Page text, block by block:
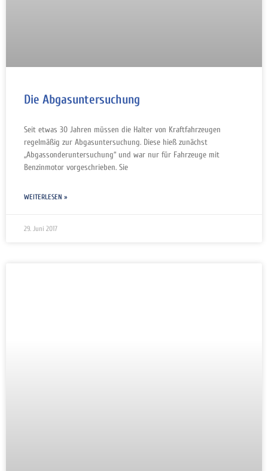
Die Abgasuntersuchung
Seit etwas 30 Jahren müssen die Halter von Kraftfahrzeugen
regelmäßig zur Abgasuntersuchung. Diese hieß zunächst
„Abgassonderuntersuchung“ und war nur für Fahrzeuge mit
Benzinmotor vorgeschrieben. Sie
WEITERLESEN »
29. Juni 2017